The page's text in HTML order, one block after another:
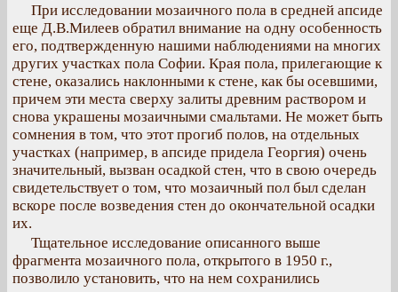
При исследовании мозаичного пола в средней апсиде
еще Д.В.Милеев обратил внимание на одну особенность
его, подтвержденную нашими наблюдениями на многих
других участках пола Софии. Края пола, прилегающие к
стене, оказались наклонными к стене, как бы осевшими,
причем эти места сверху залиты древним раствором и
снова украшены мозаичными смальтами. Не может быть
сомнения в том, что этот прогиб полов, на отдельных
участках (например, в апсиде придела Георгия) очень
значительный, вызван осадкой стен, что в свою очередь
свидетельствует о том, что мозаичный пол был сделан
вскоре после возведения стен до окончательной осадки
их.
Тщательное исследование описанного выше
фрагмента мозаичного пола, открытого в 1950 г.,
позволило установить, что на нем сохранились